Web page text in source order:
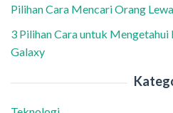
Pilihan Cara Mencari Orang
3 Pilihan Cara untuk Mengetahui
Galaxy